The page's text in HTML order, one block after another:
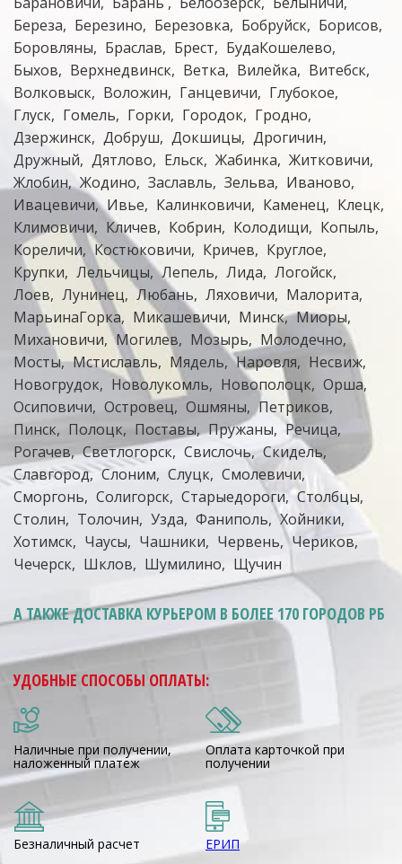
Береза
Березино Березовка Бобруйск
Борисов
Боровляны
Браслав Брест
БудаКошелево
Быхов
Верхнедвинск Ветка Вилейка
Витебск
Волковыск
Воложин Ганцевичи
Глубокое
Глуск
Гомель Горки Городок
Гродно
Дзержинск Добруш Докшицы
Дрогичин
Дружный
Дятлово Ельск Жабинка
Житковичи
Жлобин Жодино Заславль Зельва
Иваново
Ивацевичи
Ивье Калинковичи Каменец
Клецк
Климовичи
Кличев Кобрин Колодищи
Копыль
Кореличи
Костюковичи Кричев
Круглое
Крупки
Лельчицы Лепель Лида
Логойск
Лоев
Лунинец Любань Ляховичи
Малорита
МарьинаГорка
Микашевичи Минск Миоры
Михановичи
Могилев Мозырь
Молодечно
Мосты Мстиславль Мядель Наровля
Несвиж
Новогрудок
Новолукомль Новополоцк
Орша
Осиповичи
Островец Ошмяны
Петриков
Пинск
Полоцк Поставы Пружаны
Речица
Рогачев Светлогорск Свислочь Скидель
Славгород Слоним Слуцк Смолевичи
Сморгонь
Солигорск Старыедороги
Столбцы
Столин
Толочин Узда Фаниполь
Хойники
Хотимск
Чаусы Чашники Червень
Чериков
Чечерск
Шклов Шумилино Щучин
А ТАКЖЕ ДОСТАВКА КУРЬЕРОМ В БОЛЕЕ 170 ГОРОДОВ РБ
УДОБНЫЕ СПОСОБЫ ОПЛАТЫ:
Наличные при получении,
наложенный платеж
Оплата карточкой при
получении
Безналичный расчет ЕРИП